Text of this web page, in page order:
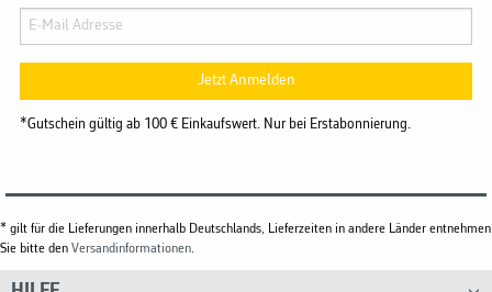
Jetzt Anmelden
*Gutschein gültig ab 100 € Einkaufswert. Nur bei Erstabonnierung.
* gilt für die Lieferungen innerhalb Deutschlands, Lieferzeiten in andere Länder entnehmen
Sie bitte den Versandinformationen.